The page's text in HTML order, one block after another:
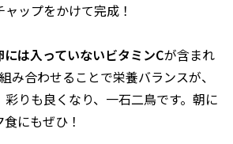
ャップをかけて完成！
は入っていないビタミンCが含まれ
み合わせることで栄養バランスが、
りも良くなり、一石二鳥です。朝に
にもぜひ！